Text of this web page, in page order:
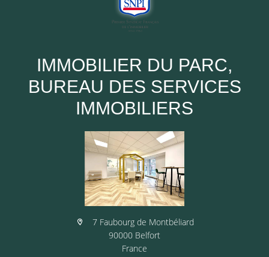
IMMOBILIER DU PARC,
BUREAU DES SERVICES
IMMOBILIERS
7 Faubourg de Montbéliard
90000 Belfort
France